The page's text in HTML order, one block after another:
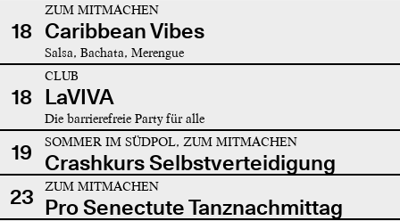
18
ZUM MITMACHEN
Caribbean Vibes
Salsa, Bachata, Merengue
18
CLUB
LaVIVA
Die barrierefreie Party für alle
19 SOMMER IM SÜDPOL, ZUM MITMACHEN
Crashkurs Selbstverteidigung
23
ZUM MITMACHEN
Pro Senectute Tanznachmittag